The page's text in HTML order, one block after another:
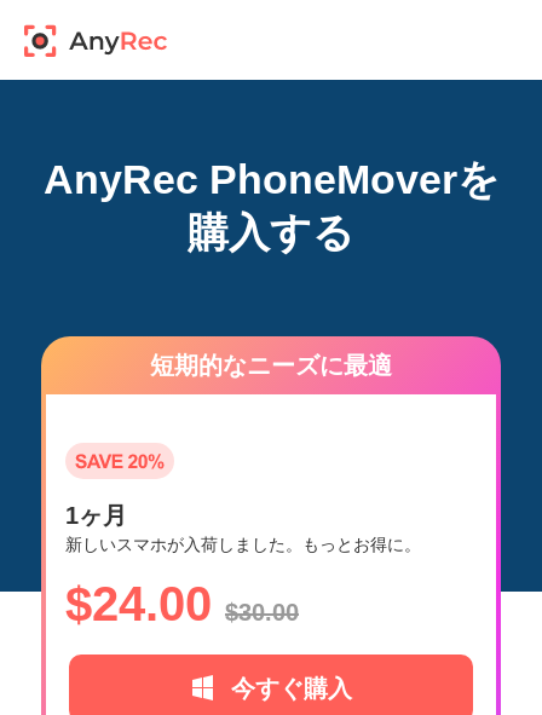
AnyRec PhoneMoverを
購入する
短期的なニーズに最適
1ヶ月
新しいスマホが入荷しました。もっとお得に。
$24.00 $30.00
今すぐ購入